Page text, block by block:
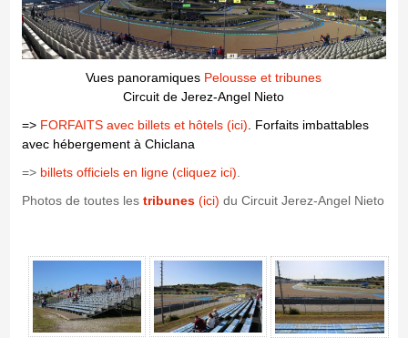
Vues panoramiques Pelousse et tribunes
Circuit de Jerez-Angel Nieto
=> FORFAITS avec billets et hôtels (ici) . Forfaits imbattables
avec hébergement à Chiclana
=> billets officiels en ligne (cliquez ici)
Photos de toutes les tribunes(ici) du Circuit Jerez-Angel Nieto